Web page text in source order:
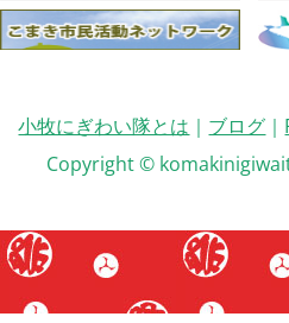
小牧にぎわい隊とは ｜ ブログ ｜
Copyright ©